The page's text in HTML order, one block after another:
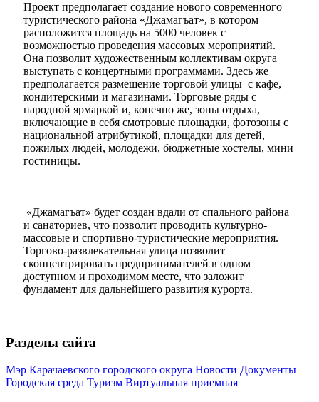
Проект предполагает создание нового современного
туристического района «Джамагъат», в котором
расположится площадь на 5000 человек с
возможностью проведения массовых мероприятий.
Она позволит художественным коллективам округа
выступать с концертными программами. Здесь же
предполагается размещение торговой улицы с кафе,
кондитерскими и магазинами. Торговые ряды с
народной ярмаркой и, конечно же, зоны отдыха,
включающие в себя смотровые площадки, фотозоны с
национальной атрибутикой, площадки для детей,
пожилых людей, молодежи, бюджетные хостелы, мини
гостиницы.
«Джамагъат» будет создан вдали от спального района
и санаториев, что позволит проводить культурно-
массовые и спортивно-туристические мероприятия.
Торгово-развлекательная улица позволит
сконцентрировать предпринимателей в одном
доступном и проходимом месте, что заложит
фундамент для дальнейшего развития курорта.
Разделы сайта
Мэр Карачаевского городского округа Новости Документы
Городская среда Туризм Виртуальная приемная
Мэр